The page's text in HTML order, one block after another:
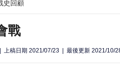
史回顧
戰
上稿日期 2021/07/23 最後更新 2021/10/